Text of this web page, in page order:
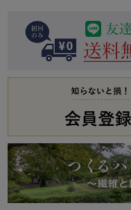
春 夏
すべての
作務
上着単品
ズボン単品